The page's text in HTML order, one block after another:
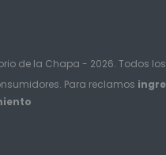
de la Chapa - 2026. Todos
Para reclamos